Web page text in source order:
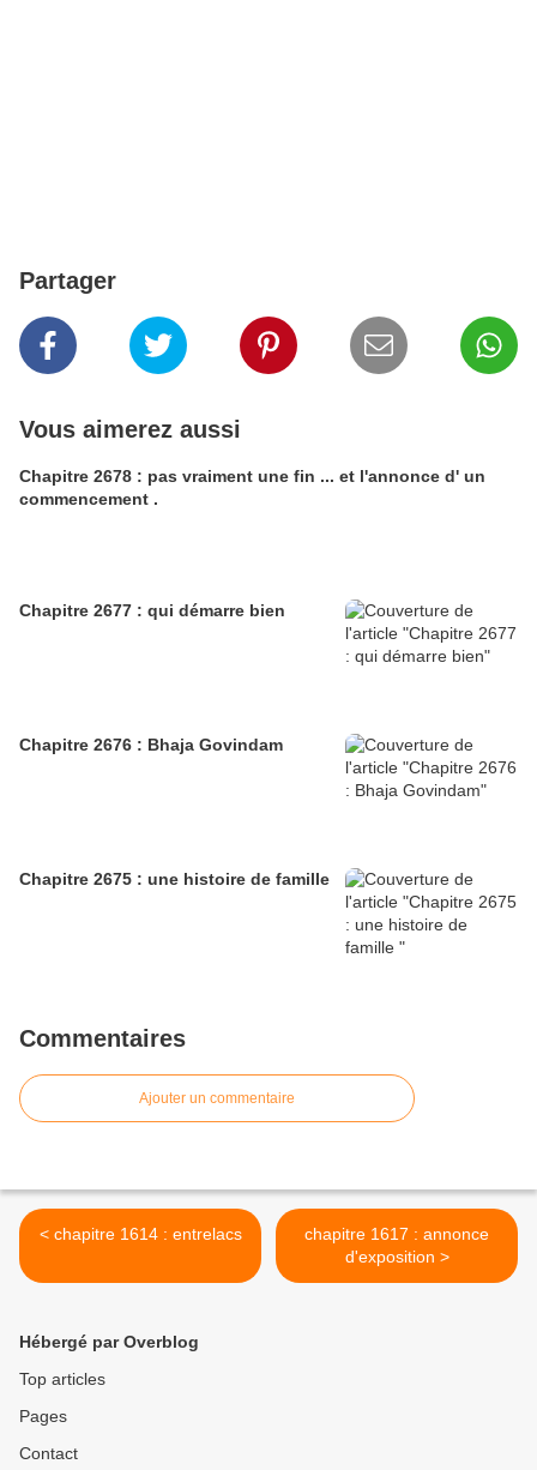
Partager
Vous aimerez aussi
Chapitre 2678 : pas vraiment une fin ... et l'annonce d' un
commencement .
Chapitre 2677 : qui démarre bien
Chapitre 2676 : Bhaja Govindam
Chapitre 2675 : une histoire de famille
Commentaires
Ajouter un commentaire
< chapitre 1614 : entrelacs
chapitre 1617 : annonce
d'exposition >
Hébergé par Overblog
Top articles
Pages
Contact